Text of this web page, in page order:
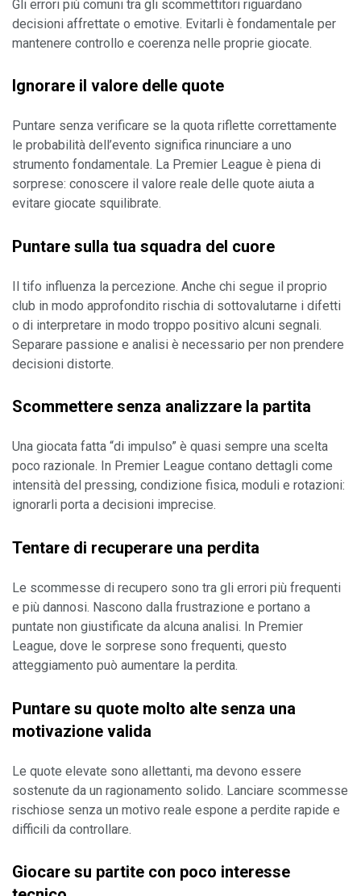
Gli errori più comuni tra gli scommettitori riguardano
decisioni affrettate o emotive. Evitarli è fondamentale per
mantenere controllo e coerenza nelle proprie giocate.
Ignorare il valore delle quote
Puntare senza verificare se la quota riflette correttamente
le probabilità dell’evento significa rinunciare a uno
strumento fondamentale. La Premier League è piena di
sorprese: conoscere il valore reale delle quote aiuta a
evitare giocate squilibrate.
Puntare sulla tua squadra del cuore
Il tifo influenza la percezione. Anche chi segue il proprio
club in modo approfondito rischia di sottovalutarne i difetti
o di interpretare in modo troppo positivo alcuni segnali.
Separare passione e analisi è necessario per non prendere
decisioni distorte.
Scommettere senza analizzare la partita
Una giocata fatta “di impulso” è quasi sempre una scelta
poco razionale. In Premier League contano dettagli come
intensità del pressing, condizione fisica, moduli e rotazioni:
ignorarli porta a decisioni imprecise.
Tentare di recuperare una perdita
Le scommesse di recupero sono tra gli errori più frequenti
e più dannosi. Nascono dalla frustrazione e portano a
puntate non giustificate da alcuna analisi. In Premier
League, dove le sorprese sono frequenti, questo
atteggiamento può aumentare la perdita.
Puntare su quote molto alte senza una
motivazione valida
Le quote elevate sono allettanti, ma devono essere
sostenute da un ragionamento solido. Lanciare scommesse
rischiose senza un motivo reale espone a perdite rapide e
difficili da controllare.
Giocare su partite con poco interesse